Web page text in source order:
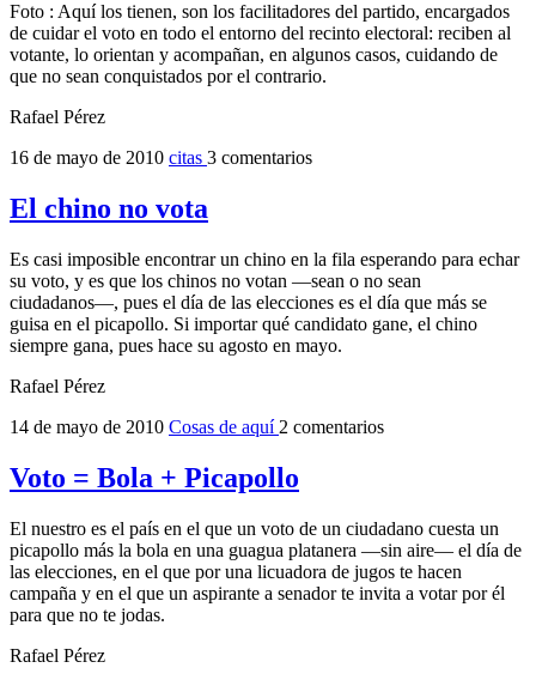
Foto : Aquí los tienen, son los facilitadores del partido, encargados
de cuidar el voto en todo el entorno del recinto electoral: reciben al
votante, lo orientan y acompañan, en algunos casos, cuidando de
que no sean conquistados por el contrario.
Rafael Pérez
16 de mayo de 2010 citas 3 comentarios
El chino no vota
Es casi imposible encontrar un chino en la fila esperando para echar
su voto, y es que los chinos no votan ―sean o no sean
ciudadanos―, pues el día de las elecciones es el día que más se
guisa en el picapollo. Si importar qué candidato gane, el chino
siempre gana, pues hace su agosto en mayo.
Rafael Pérez
14 de mayo de 2010 Cosas de aquí 2 comentarios
Voto = Bola + Picapollo
El nuestro es el país en el que un voto de un ciudadano cuesta un
picapollo más la bola en una guagua platanera ―sin aire― el día de
las elecciones, en el que por una licuadora de jugos te hacen
campaña y en el que un aspirante a senador te invita a votar por él
para que no te jodas.
Rafael Pérez